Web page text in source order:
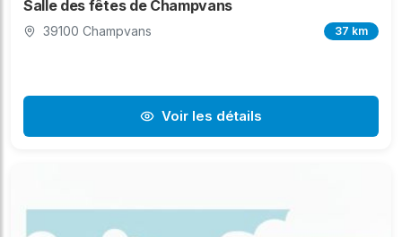
Salle des fêtes de Champvans
39100 Champvans 37 km
Voir les détails